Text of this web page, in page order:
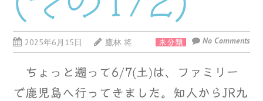
2025年6月15日 鷹林 将 未分類 No Comments
ちょっと遡って6/7(土)は、ファミリー
で鹿児島へ行ってきました。知人からJR九